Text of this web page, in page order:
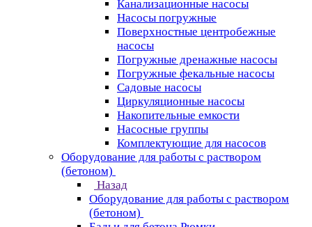
Канализационные насосы
Насосы погружные
Поверхностные центробежные
насосы
Погружные дренажные насосы
Погружные фекальные насосы
Садовые насосы
Циркуляционные насосы
Накопительные емкости
Насосные группы
Комплектующие для насосов
Оборудование для работы с раствором
(бетоном)
Назад
Оборудование для работы с раствором
(бетоном)